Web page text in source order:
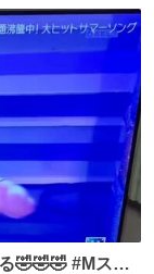
🤣🤣🤣 #Mステ